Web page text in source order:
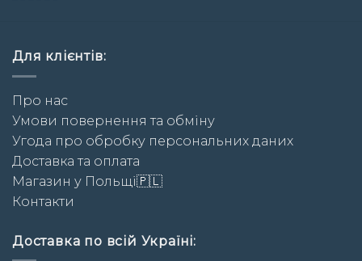
Для клієнтів:
Про нас
Умови повернення та обміну
Угода про обробку персональних даних
Доставка та оплата
Магазин у Польщі🇵🇱
Контакти
Доставка по всій Україні: